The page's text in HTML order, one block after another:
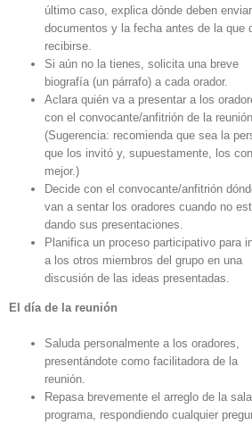
último caso, explica dónde deben
documentos y la fecha antes de la que
recibirse.
Si aún no la tienes, solicita una breve
biografía (un párrafo) a cada orador.
Aclara quién va a presentar a los
con el convocante/anfitrión de la
(Sugerencia: recomienda que sea la
que los invitó y, supuestamente, los
mejor.)
Decide con el convocante/anfitrión
van a sentar los oradores cuando no
dando sus presentaciones.
Planifica un proceso participativo para
a los otros miembros del grupo en una
discusión de las ideas presentadas.
El día de la reunión
Saluda personalmente a los oradores,
presentándote como facilitadora de la
reunión.
Repasa brevemente el arreglo de la
programa, respondiendo cualquier